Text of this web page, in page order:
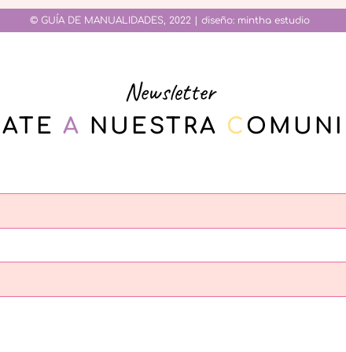
© GUÍA DE MANUALIDADES, 2022 | diseño: mintha estudio
Newsletter
ATE A NUESTRA C